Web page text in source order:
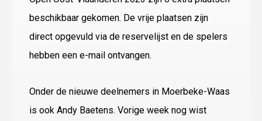
beschikbaar gekomen. De vrije plaatsen zijn
direct opgevuld via de reservelijst en de spelers
hebben een e-mail ontvangen.
Onder de nieuwe deelnemers in Moerbeke-Waas
is ook Andy Baetens. Vorige week nog wist